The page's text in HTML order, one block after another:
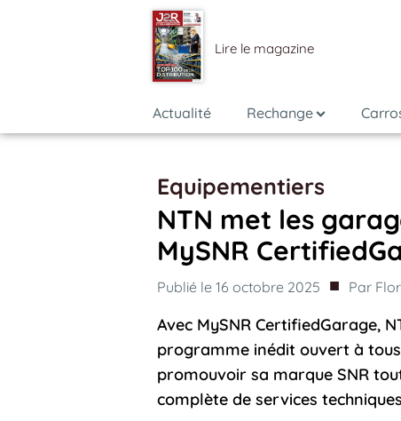
Lire le magazine
Actualité Rechange
Equipementiers
NTN met les
MySNR
Publié le 16 octobre 2025 ■ Par
Avec MySNR CertifiedGarage,
programme inédit ouvert à
promouvoir sa marque SNR
complète de services